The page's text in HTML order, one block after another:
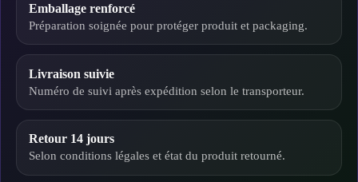
Emballage renforcé
Préparation soignée pour protéger produit et packaging.
Livraison suivie
Numéro de suivi après expédition selon le transporteur.
Retour 14 jours
Selon conditions légales et état du produit retourné.